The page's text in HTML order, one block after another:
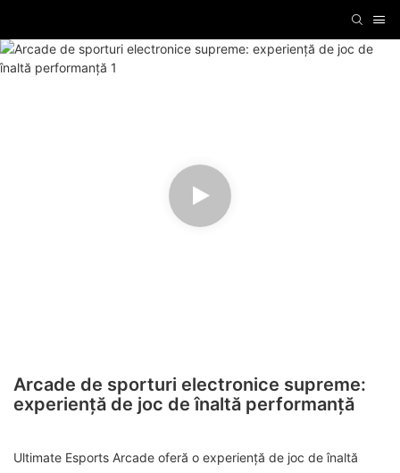
Arcade de sporturi electronice supreme:
experiență de joc de înaltă performanță
Ultimate Esports Arcade oferă o experiență de joc de înaltă